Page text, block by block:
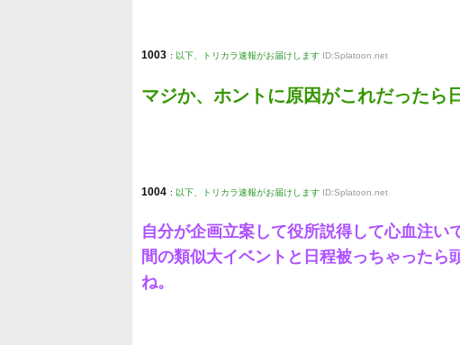
1003 : 以下、トリカラ速報がお届けします ID:Splatoon.net
マジか、ホントに原因がこれだったら
1004 : 以下、トリカラ速報がお届けします ID:Splatoon.net
自分が企画立案して役所説得して心血注
間の類似大イベントと日程被っちゃった
ね。